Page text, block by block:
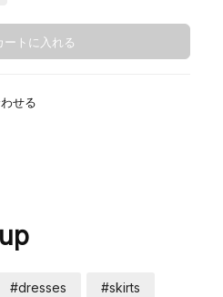
ートに入れる
せる
#dresses #skirts